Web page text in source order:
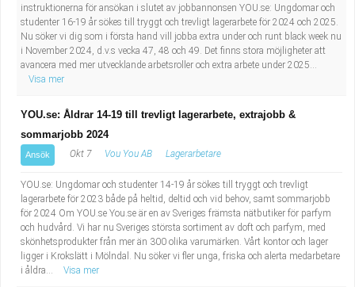
instruktionerna för ansökan i slutet av jobbannonsen YOU.se: Ungdomar och
studenter 16-19 år sökes till tryggt och trevligt lagerarbete för 2024 och 2025.
Nu söker vi dig som i första hand vill jobba extra under och runt black week nu
i November 2024, d.v.s vecka 47, 48 och 49. Det finns stora möjligheter att
avancera med mer utvecklande arbetsroller och extra arbete under 2025...
Visa mer
YOU.se: Åldrar 14-19 till trevligt lagerarbete, extrajobb &
sommarjobb 2024
Ansök Okt 7 Vou You AB Lagerarbetare
YOU.se: Ungdomar och studenter 14-19 år sökes till tryggt och trevligt
lagerarbete för 2023 både på heltid, deltid och vid behov, samt sommarjobb
för 2024 Om YOU.se You.se är en av Sveriges främsta nätbutiker för parfym
och hudvård. Vi har nu Sveriges största sortiment av doft och parfym, med
skönhetsprodukter från mer än 300 olika varumärken. Vårt kontor och lager
ligger i Krokslätt i Mölndal. Nu söker vi fler unga, friska och alerta medarbetare
i åldra...
Visa mer